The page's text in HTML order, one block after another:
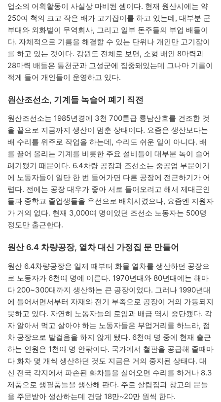
업소의 어획활동이 사실상 마비된 셈이다. 현재 원산시에는 약
250여 척의 크고 작은 배가 고기잡이를 하고 있는데, 대부분 군
부대와 외화벌이 무역회사, 그리고 일부 돈주들의 부업 배들이
다. 자체적으로 기름을 해결할 수 있는 단위나 개인만 고기잡이
를 하고 있는 것이다. 강원도 전체로 보면, 소형 배인 8마력과
28마력 배들은 통천군과 고성군에 집중돼있는데 그나마 기름이
적게 들어 개인들이 운영하고 있다.
원산조선소, 기계들 녹슬어 폐기 직전
원산조선소는 1985년경에 3천 700톤급 룡남산호를 건조한 것
을 끝으로 지금까지 생산이 멈춘 상태이다. 요즘은 생산보다는
배 수리를 위주로 작업을 하는데, 수리도 쉬운 일이 아니다. 배
를 끌어 올리는 기계를 비롯한 주요 설비들이 대부분 녹이 슬어
폐기됐기 때문이다. 6.4차량 공장과 조선소는 중공업 부문이기
에 노동자들이 일단 한 번 들어가면 다른 공장에 전근하기가 어
렵다. 전에는 공장 대우가 좋아 서로 들어오려고 해서 제대군인
들과 중학교 졸업생들을 우선으로 배치시켰으나, 요즘엔 지원자
가 거의 없다. 현재 3,000여 명이었던 조선소 노동자는 500명
정도만 출근한다.
원산 6.4 차량공장, 열차 대신 가정집 문 만들어
원산 6.4차량공장은 일제 때부터 화물 열차를 생산하던 공장으
로 노동자가 6천여 명에 이른다. 1970년대와 80년대에는 해마
다 200~300대까지 생산하는 큰 공장이었다. 그러나 1990년대
에 들어서면서부터 자재와 전기 부족으로 공장이 거의 가동되지
못하고 있다. 자연히 노동자들의 로임과 배급 역시 중단됐다. 각
자 알아서 먹고 살아야 하는 노동자들은 부업거리를 하느라, 점
차 공장으로 발걸음을 하지 않게 됐다. 6천여 명 중에 현재 출근
하는 인원은 1천여 명 안팎이다. 국가에서 철판을 공급해 줄때마
다 화차 몇 개씩 생산하던 것도 지금은 거의 중지된 상태다. 대
신 전국 각지에서 파손된 화차들을 실어오면 수리를 하거나 8.3
제품으로 생필품들을 생산해 판다. 주로 살림집과 창고의 문들
을 주문받아 생산하는데 건당 18만~20만 원씩 한다.